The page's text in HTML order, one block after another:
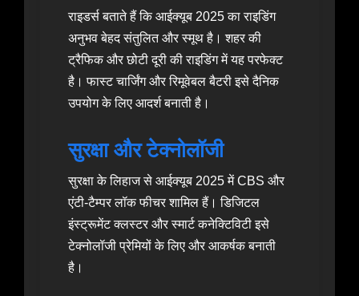
राइडर्स बताते हैं कि आईक्यूब 2025 का राइडिंग
अनुभव बेहद संतुलित और स्मूथ है। शहर की
ट्रैफिक और छोटी दूरी की राइडिंग में यह परफेक्ट
है। फास्ट चार्जिंग और रिमूवेबल बैटरी इसे दैनिक
उपयोग के लिए आदर्श बनाती है।
सुरक्षा और टेक्नोलॉजी
सुरक्षा के लिहाज से आईक्यूब 2025 में CBS और
एंटी-टैम्पर लॉक फीचर शामिल हैं। डिजिटल
इंस्ट्रूमेंट क्लस्टर और स्मार्ट कनेक्टिविटी इसे
टेक्नोलॉजी प्रेमियों के लिए और आकर्षक बनाती
है।